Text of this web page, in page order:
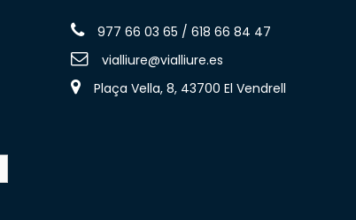
977 66 03 65 / 618 66 84 47
vialliure@vialliure.es
Plaça Vella, 8, 43700 El Vendrell